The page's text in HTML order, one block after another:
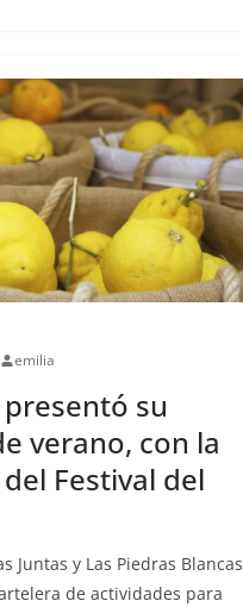
emilia
presentó su
verano, con la
Festival del
Juntas y Las Piedras Blancas
de actividades para